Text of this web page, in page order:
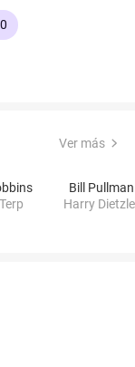
0
Ver más
Bill Pullman
Harry